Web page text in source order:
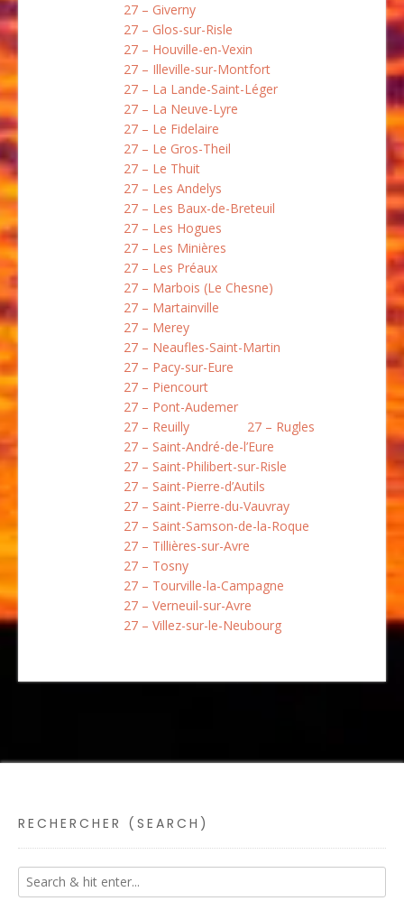
27 – Giverny
27 – Glos-sur-Risle
27 – Houville-en-Vexin
27 – Illeville-sur-Montfort
27 – La Lande-Saint-Léger
27 – La Neuve-Lyre
27 – Le Fidelaire
27 – Le Gros-Theil
27 – Le Thuit
27 – Les Andelys
27 – Les Baux-de-Breteuil
27 – Les Hogues
27 – Les Minières
27 – Les Préaux
27 – Marbois (Le Chesne)
27 – Martainville
27 – Merey
27 – Neaufles-Saint-Martin
27 – Pacy-sur-Eure
27 – Piencourt
27 – Pont-Audemer
27 – Reuilly
27 – Rugles
27 – Saint-André-de-l’Eure
27 – Saint-Philibert-sur-Risle
27 – Saint-Pierre-d’Autils
27 – Saint-Pierre-du-Vauvray
27 – Saint-Samson-de-la-Roque
27 – Tillières-sur-Avre
27 – Tosny
27 – Tourville-la-Campagne
27 – Verneuil-sur-Avre
27 – Villez-sur-le-Neubourg
RECHERCHER (SEARCH)